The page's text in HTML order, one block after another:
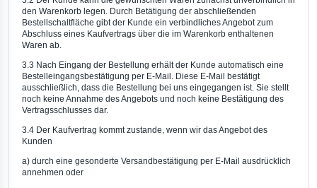
den Warenkorb legen. Durch Betätigung der abschließenden
Bestellschaltfläche gibt der Kunde ein verbindliches Angebot zum
Abschluss eines Kaufvertrags über die im Warenkorb enthaltenen
Waren ab.
3.3 Nach Eingang der Bestellung erhält der Kunde automatisch eine
Bestelleingangsbestätigung per E-Mail. Diese E-Mail bestätigt
ausschließlich, dass die Bestellung bei uns eingegangen ist. Sie stellt
noch keine Annahme des Angebots und noch keine Bestätigung des
Vertragsschlusses dar.
3.4 Der Kaufvertrag kommt zustande, wenn wir das Angebot des
Kunden
a) durch eine gesonderte Versandbestätigung per E-Mail ausdrücklich
annehmen oder